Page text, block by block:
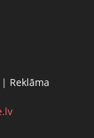
| Reklāma